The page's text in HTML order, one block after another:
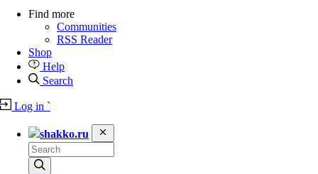
Find more
Communities
RSS Reader
Shop
Help
Search
Log in `
shakko.ru